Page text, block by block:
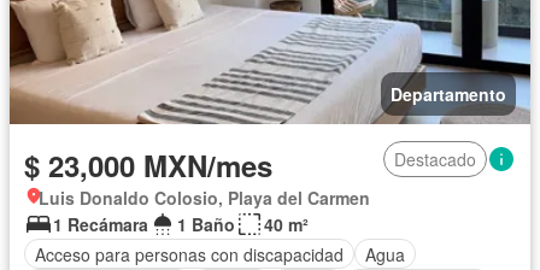
Departamento
$ 23,000 MXN/mes
Destacado
Luis Donaldo Colosio, Playa del Carmen
1 Recámara
1 Baño
40 m²
Acceso para personas con discapacidad
Agua